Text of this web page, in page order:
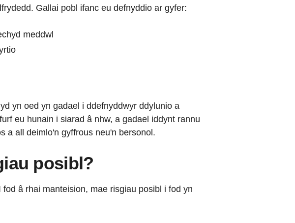
Gallai pobl ifanc eu defnyddio ar gyfer:
meddwl
yn oed yn gadael i ddefnyddwyr ddylunio a
eu hunain i siarad â nhw, a gadael iddynt rannu
a all deimlo'n gyffrous neu'n bersonol.
posibl?
â rhai manteision, mae risgiau posibl i fod yn